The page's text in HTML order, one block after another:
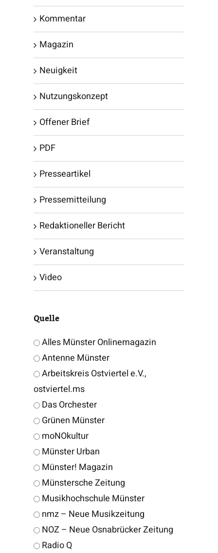
Kommentar
Magazin
Neuigkeit
Nutzungskonzept
Offener Brief
PDF
Presseartikel
Pressemitteilung
Redaktioneller Bericht
Veranstaltung
Video
Quelle
Alles Münster Onlinemagazin
Antenne Münster
Arbeitskreis Ostviertel e.V.,
ostviertel.ms
Das Orchester
Grünen Münster
moNOkultur
Münster Urban
Münster! Magazin
Münstersche Zeitung
Musikhochschule Münster
nmz – Neue Musikzeitung
NOZ – Neue Osnabrücker Zeitung
Radio Q